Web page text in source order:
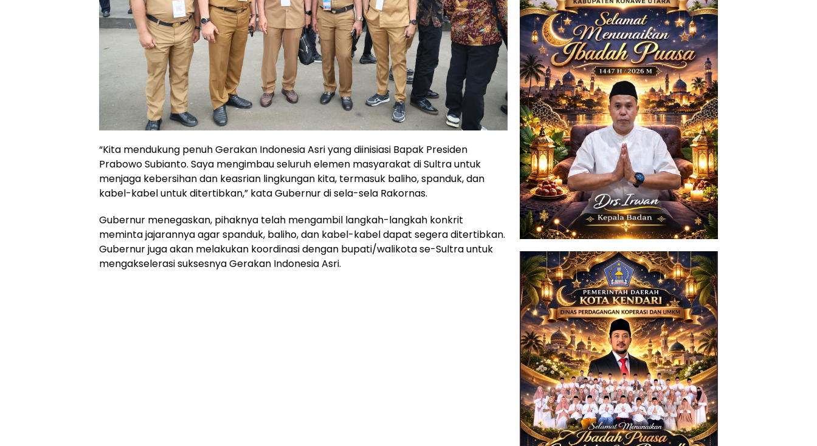
“Kita mendukung penuh Gerakan Indonesia Asri yang diinisiasi Bapak Presiden
Prabowo Subianto. Saya mengimbau seluruh elemen masyarakat di Sultra untuk
menjaga kebersihan dan keasrian lingkungan kita, termasuk baliho, spanduk, dan
kabel-kabel untuk ditertibkan,” kata Gubernur di sela-sela Rakornas.
Gubernur menegaskan, pihaknya telah mengambil langkah-langkah konkrit
meminta jajarannya agar spanduk, baliho, dan kabel-kabel dapat segera ditertibkan.
Gubernur juga akan melakukan koordinasi dengan bupati/walikota se-Sultra untuk
mengakselerasi suksesnya Gerakan Indonesia Asri.